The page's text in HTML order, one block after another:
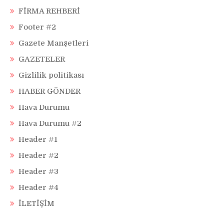
FİRMA REHBERİ
Footer #2
Gazete Manşetleri
GAZETELER
Gizlilik politikası
HABER GÖNDER
Hava Durumu
Hava Durumu #2
Header #1
Header #2
Header #3
Header #4
İLETİŞİM